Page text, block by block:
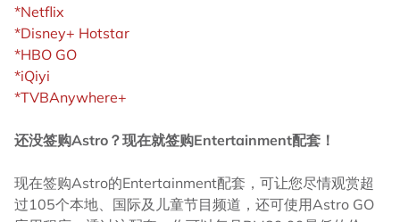
*Netflix
*Disney+ Hotstar
*HBO GO
*iQiyi
*TVBAnywhere+
还没签购Astro？现在就签购Entertainment配套！
现在签购Astro的Entertainment配套，可让您尽情观赏超
过105个本地、国际及儿童节目频道，还可使用Astro GO